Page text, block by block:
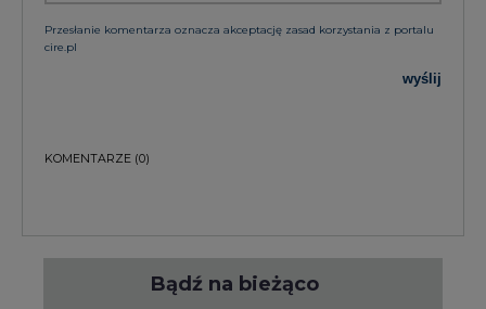
Przesłanie komentarza oznacza akceptację zasad korzystania z portalu
cire.pl
wyślij
KOMENTARZE (0)
Bądź na bieżąco